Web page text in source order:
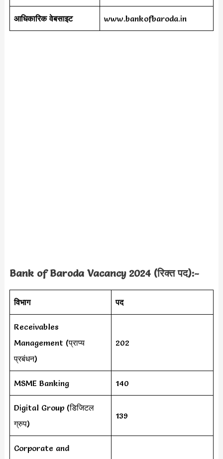
आधिकारिक वेबसाइट www.bankofbaroda.in
Bank of Baroda Vacancy 2024 (रिक्त पद):-
विभाग पद
Receivables
Management (प्राप्य
प्रबंधन)
202
MSME Banking 140
Digital Group (डिजिटल
ग्रुप)
139
Corporate and